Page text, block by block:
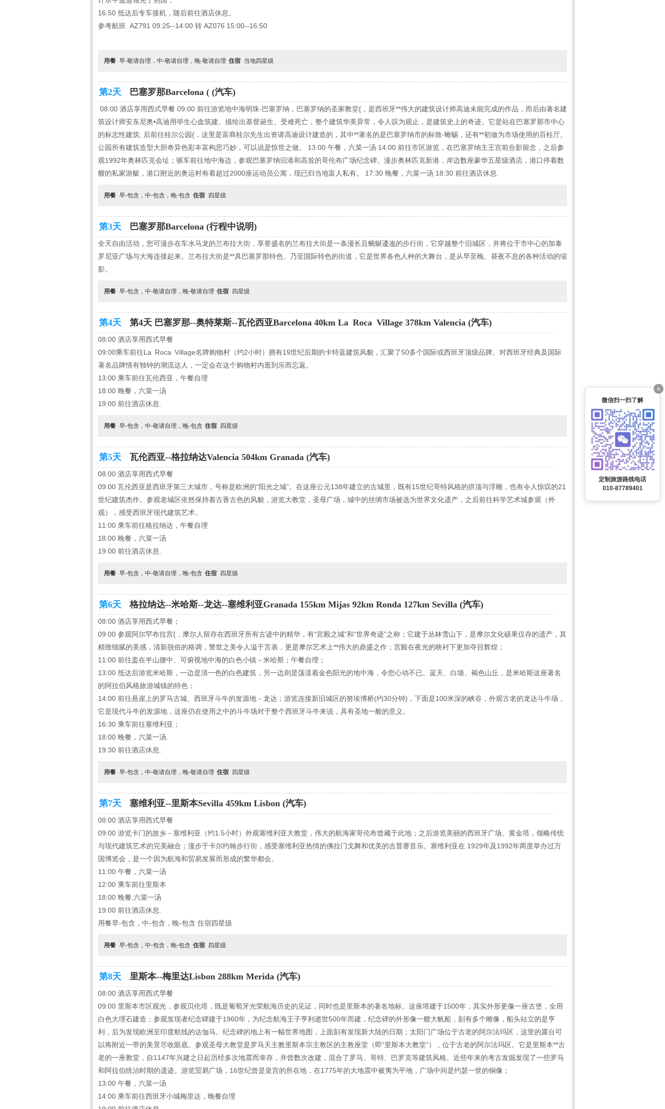
16:50 抵达后专车接机，随后前往酒店休息。
参考航班 AZ791 09:25--14:00 转 AZ076 15:00--16:50
用餐 早-敬请自理，中-敬请自理，晚-敬请自理 住宿 当地四星级
第2天 巴塞罗那Barcelona ( (汽车)
08:00 酒店享用西式早餐 09:00 前往游览地中海明珠-巴塞罗纳，巴塞罗纳的圣家教堂{，是西班牙**伟大的建筑设计师高迪未能完成的作品，而后由著名建
筑设计师安东尼奥•高迪用毕生心血筑建。描绘出基督诞生、受难死亡，整个建筑华美异常，令人叹为观止，是建筑史上的奇迹。它是站在巴塞罗那市中心
的标志性建筑; 后前往桂尔公园{，这里是富商桂尔先生出资请高迪设计建造的，其中**著名的是巴塞罗纳市的标致-蜥蜴，还有**初做为市场使用的百柱厅。
公园所有建筑造型大胆奇异色彩丰富构思巧妙，可以说是惊世之做。 13:00 午餐，六菜一汤 14:00 前往市区游览，在巴塞罗纳主王宫前合影留念，之后参
观1992年奥林匹克会址；驱车前往地中海边，参观巴塞罗纳旧港和高耸的哥伦布广场纪念碑。漫步奥林匹克新港，岸边数座豪华五星级酒店，港口停着数
艘的私家游艇，港口附近的奥运村有着超过2000座运动员公寓，现已归当地富人私有。 17:30 晚餐，六菜一汤 18:30 前往酒店休息.
用餐 早-包含，中-包含，晚-包含 住宿 四星级
第3天 巴塞罗那Barcelona (行程中说明)
全天自由活动，您可漫步在车水马龙的兰布拉大街，享誉盛名的兰布拉大街是一条漫长且蜿蜒逶迤的步行街，它穿越整个旧城区，并将位于市中心的加泰
罗尼亚广场与大海连接起来。兰布拉大街是**具巴塞罗那特色、乃至国际特色的街道，它是世界各色人种的大舞台，是从早至晚、昼夜不息的各种活动的缩
影。
用餐 早-包含，中-敬请自理，晚-敬请自理 住宿 四星级
第4天 第4天 巴塞罗那--奥特莱斯--瓦伦西亚Barcelona 40km La Roca Village 378km Valencia (汽车)
08:00 酒店享用西式早餐
09:00乘车前往La Roca Village名牌购物村（约2小时）拥有19世纪后期的卡特蓝建筑风貌，汇聚了50多个国际或西班牙顶级品牌。对西班牙经典及国际
著名品牌情有独钟的潮流达人，一定会在这个购物村内逛到乐而忘返。
13:00 乘车前往瓦伦西亚，午餐自理
18:00 晚餐，六菜一汤
19:00 前往酒店休息.
用餐 早-包含，中-敬请自理，晚-包含 住宿 四星级
第5天 瓦伦西亚--格拉纳达Valencia 504km Granada (汽车)
08:00 酒店享用西式早餐
09:00 瓦伦西亚是西班牙第三大城市，号称是欧洲的“阳光之城”。在这座公元138年建立的古城里，既有15世纪哥特风格的拱顶与浮雕，也有令人惊叹的21
世纪建筑杰作。参观老城区依然保持着古香古色的风貌，游览大教堂，圣母广场，城中的丝绸市场被选为世界文化遗产，之后前往科学艺术城参观（外
观），感受西班牙现代建筑艺术。
11:00 乘车前往格拉纳达，午餐自理
18:00 晚餐，六菜一汤
19:00 前往酒店休息.
用餐 早-包含，中-敬请自理，晚-包含 住宿 四星级
第6天 格拉纳达--米哈斯--龙达--塞维利亚Granada 155km Mijas 92km Ronda 127km Sevilla (汽车)
08:00 酒店享用西式早餐；
09:00 参观阿尔罕布拉宫{，摩尔人留存在西班牙所有古迹中的精华，有“宫殿之城”和“世界奇迹”之称；它建于丛林雪山下，是摩尔文化硕果仅存的遗产，其
精致细腻的美感，清新脱俗的格调，警世之美令人溢于言表，更是摩尔艺术上**伟大的鼎盛之作；宫殿在夜光的映衬下更加夺目辉煌；
11:00 前往盖在半山腰中、可俯视地中海的白色小镇－米哈斯；午餐自理；
13:00 抵达后游览米哈斯，一边是清一色的白色建筑，另一边则是荡漾着金色阳光的地中海，令您心动不已。蓝天、白墙、褐色山丘，是米哈斯这座著名
的阿拉伯风格旅游城镇的特色；
14:00 前往悬崖上的罗马古城、西班牙斗牛的发源地－龙达；游览连接新旧城区的努埃博桥(约30分钟)，下面是100米深的峡谷，外观古老的龙达斗牛场，
它是现代斗牛的发源地，这座仍在使用之中的斗牛场对于整个西班牙斗牛来说，具有圣地一般的意义。
16:30 乘车前往塞维利亚；
18:00 晚餐，六菜一汤.
19:30 前往酒店休息.
用餐 早-包含，中-敬请自理，晚-敬请自理 住宿 四星级
第7天 塞维利亚--里斯本Sevilla 459km Lisbon (汽车)
08:00 酒店享用西式早餐
09:00 游览卡门的故乡－塞维利亚（约1.5小时）外观塞维利亚大教堂，伟大的航海家哥伦布曾藏于此地；之后游览美丽的西班牙广场、黄金塔，领略传统
与现代建筑艺术的完美融合；漫步于卡尔约翰步行街，感受塞维利亚热情的佛拉门戈舞和优美的吉普赛音乐。塞维利亚在 1929年及1992年两度举办过万
国博览会，是一个因为航海和贸易发展而形成的繁华都会。
11:00 午餐，六菜一汤
12:00 乘车前往里斯本
18:00 晚餐,六菜一汤
19:00 前往酒店休息.
用餐早-包含，中-包含，晚-包含 住宿四星级
用餐 早-包含，中-包含，晚-包含 住宿 四星级
第8天 里斯本--梅里达Lisbon 288km Merida (汽车)
08:00 酒店享用西式早餐
09:00 里斯本市区观光，参观贝伦塔，既是葡萄牙光荣航海历史的见证，同时也是里斯本的著名地标。这座塔建于1500年，其实外形更像一座古堡，全用
白色大理石建造；参观发现者纪念碑建于1960年，为纪念航海王子亨利逝世500年而建，纪念碑的外形像一艘大帆船，刻有多个雕像，船头站立的是亨
利，后为发现欧洲至印度航线的达伽马。纪念碑的地上有一幅世界地图，上面刻有发现新大陆的日期；太阳门广场位于古老的阿尔法玛区，这里的露台可
以将附近一带的美景尽收眼底。参观圣母大教堂是罗马天主教里斯本宗主教区的主教座堂（即“里斯本大教堂”），位于古老的阿尔法玛区。它是里斯本**古
老的一座教堂，自1147年兴建之日起历经多次地震而幸存，并曾数次改建，混合了罗马、哥特、巴罗克等建筑风格。近些年来的考古发掘发现了一些罗马
和阿拉伯统治时期的遗迹。游览贸易广场，16世纪曾是皇宫的所在地，在1775年的大地震中被夷为平地，广场中间是约瑟一世的铜像；
13:00 午餐，六菜一汤
14:00 乘车前往西班牙小城梅里达，晚餐自理
×
微信扫一扫了解
定制旅游路线电话
010-87789401